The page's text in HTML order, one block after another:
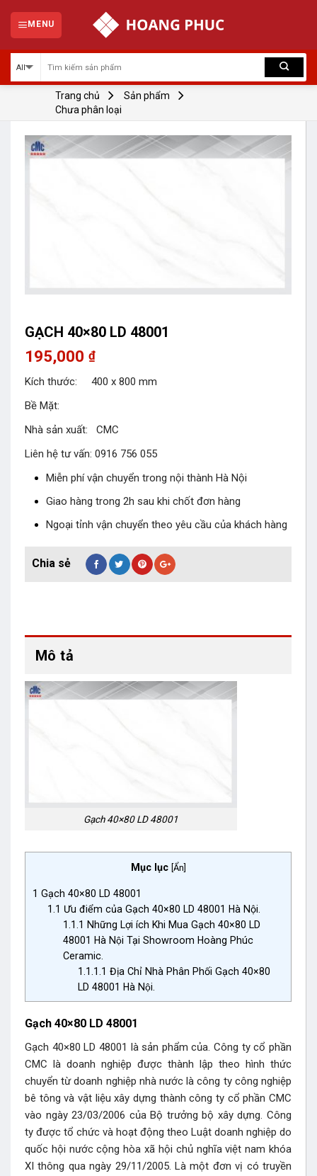
content
MENU
Trang chủ
Sản phẩm
Chưa phân loại
GẠCH 40×80 LD 48001
195,000 ₫
Kích thước: 400 x 800 mm
Bề Mặt:
Nhà sản xuất: CMC
Liên hệ tư vấn: 0916 756 055
Miễn phí vận chuyển trong nội thành Hà Nội
Giao hàng trong 2h sau khi chốt đơn hàng
Ngoại tỉnh vận chuyển theo yêu cầu của khách hàng
Mô tả
Gạch 40×80 LD 48001
Mục lục Ẩn
1 Gạch 40×80 LD 48001
1.1 Ưu điểm của Gạch 40×80 LD 48001 Hà Nội.
1.1.1 Những Lợi ích Khi Mua Gạch 40×80 LD
48001 Hà Nội Tại Showroom Hoàng Phúc
Ceramic.
1.1.1.1 Địa Chỉ Nhà Phân Phối Gạch 40×80
LD 48001 Hà Nội.
Gạch 40×80 LD 48001
Gạch 40×80 LD 48001 là sản phẩm của. Công ty cổ phần
CMC là doanh nghiệp được thành lập theo hình thức
chuyển từ doanh nghiệp nhà nước là công ty công nghiệp
bê tông và vật liệu xây dựng thành công ty cổ phần CMC
vào ngày 23/03/2006 của Bộ trưởng bộ xây dựng. Công
ty được tổ chức và hoạt động theo Luật doanh nghiệp do
quốc hội nước cộng hòa xã hội chủ nghĩa việt nam khóa
XI thông qua ngày 29/11/2005. Là một đơn vị có truyền